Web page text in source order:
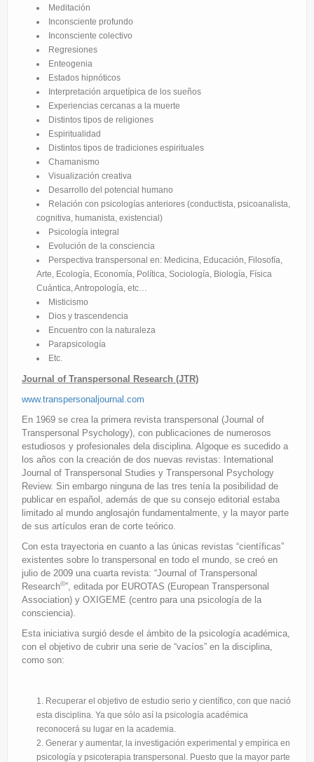
Meditación
Inconsciente profundo
Inconsciente colectivo
Regresiones
Enteogenia
Estados hipnóticos
Interpretación arquetípica de los sueños
Experiencias cercanas a la muerte
Distintos tipos de religiones
Espiritualidad
Distintos tipos de tradiciones espirituales
Chamanismo
Visualización creativa
Desarrollo del potencial humano
Relación con psicologías anteriores (conductista, psicoanalista,
cognitiva, humanista, existencial)
Psicología integral
Evolución de la consciencia
Perspectiva transpersonal en: Medicina, Educación, Filosofía,
Arte, Ecología, Economía, Política, Sociología, Biología, Física
Cuántica, Antropología, etc…
Misticismo
Dios y trascendencia
Encuentro con la naturaleza
Parapsicología
Etc.
Journal of Transpersonal Research (JTR)
www.transpersonaljournal.com
En 1969 se crea la primera revista transpersonal (Journal of
Transpersonal Psychology), con publicaciones de numerosos
estudiosos y profesionales dela disciplina. Algoque es sucedido a
los años con la creación de dos nuevas revistas: International
Journal of Transpersonal Studies y Transpersonal Psychology
Review. Sin embargo ninguna de las tres tenía la posibilidad de
publicar en español, además de que su consejo editorial estaba
limitado al mundo anglosajón fundamentalmente, y la mayor parte
de sus artículos eran de corte teórico.
Con esta trayectoria en cuanto a las únicas revistas “científicas”
existentes sobre lo transpersonal en todo el mundo, se creó en
julio de 2009 una cuarta revista: “Journal of Transpersonal
Research©”, editada por EUROTAS (European Transpersonal
Association) y OXIGEME (centro para una psicología de la
consciencia).
Esta iniciativa surgió desde el ámbito de la psicología académica,
con el objetivo de cubrir una serie de “vacíos” en la disciplina,
como son:
Recuperar el objetivo de estudio serio y científico, con que nació
esta disciplina. Ya que sólo así la psicología académica
reconocerá su lugar en la academia.
Generar y aumentar, la investigación experimental y empírica en
psicología y psicoterapia transpersonal. Puesto que la mayor parte